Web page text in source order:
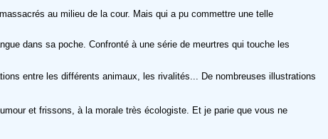
au milieu de la cour. Mais qui a pu commettre une telle
dans sa poche. Confronté à une série de meurtres qui touche les
entre les différents animaux, les rivalités... De nombreuses illustrations
et frissons, à la morale très écologiste. Et je parie que vous ne